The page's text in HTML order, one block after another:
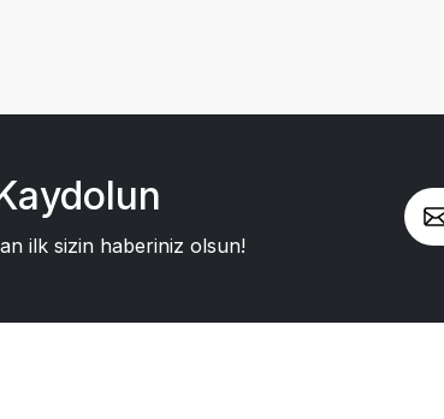
ilk sizin haberiniz olsun!